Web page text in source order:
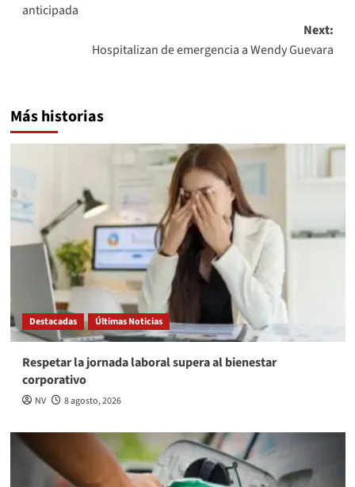
anticipada
Next:
Hospitalizan de emergencia a Wendy Guevara
Más historias
Destacadas Últimas Noticias
Respetar la jornada laboral supera al bienestar
corporativo
NV 8 agosto, 2026